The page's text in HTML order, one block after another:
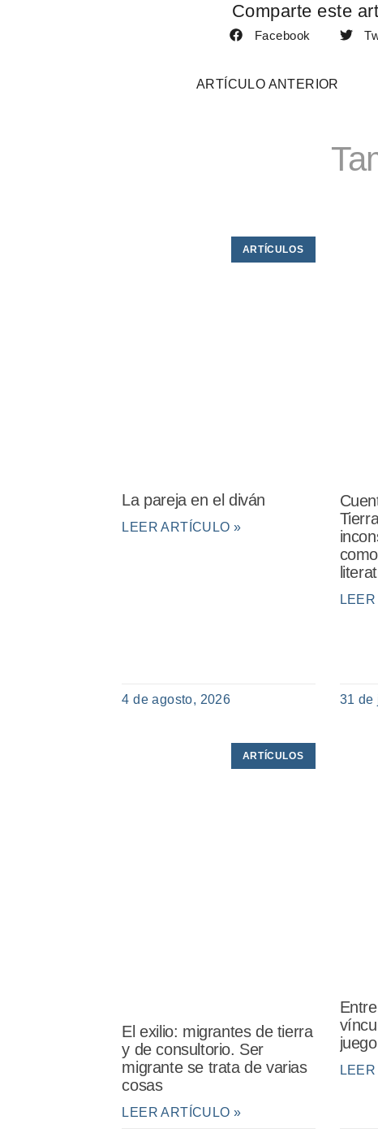
Comparte este
Facebook
ARTÍCULO ANTERIOR
ARTÍCULOS
La pareja en el diván
LEER ARTÍCULO »
4 de agosto, 2026 31 de
ARTÍCULOS
El exilio: migrantes de tierra
y de consultorio. Ser
migrante se trata de varias
cosas
LEER ARTÍCULO »
juego